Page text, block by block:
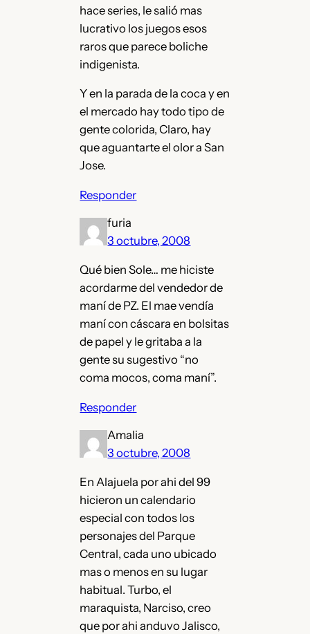
hace series, le salió mas
lucrativo los juegos esos
raros que parece boliche
indigenista.
Y en la parada de la coca y en
el mercado hay todo tipo de
gente colorida, Claro, hay
que aguantarte el olor a San
Jose.
Responder
furia
3 octubre, 2008
Qué bien Sole… me hiciste
acordarme del vendedor de
maní de PZ. El mae vendía
maní con cáscara en bolsitas
de papel y le gritaba a la
gente su sugestivo “no
coma mocos, coma maní”.
Responder
Amalia
3 octubre, 2008
En Alajuela por ahi del 99
hicieron un calendario
especial con todos los
personajes del Parque
Central, cada uno ubicado
mas o menos en su lugar
habitual. Turbo, el
maraquista, Narciso, creo
que por ahi anduvo Jalisco,